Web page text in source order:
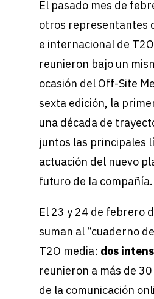
El pasado mes de
otros representantes
e internacional de
reunieron bajo un
ocasión del Off-Site
sexta edición, la
una década de
juntos las principales
actuación del nuevo
futuro de la compañía.
El 23 y 24 de febrero
suman al “cuaderno
T2O media: dos
reunieron a más de
de la comunicación